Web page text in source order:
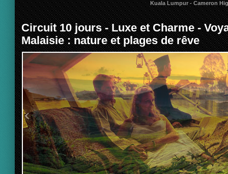
Kuala Lumpur - Cameron
Circuit 10 jours - Luxe et Charme -
Malaisie : nature et plages de rêve
Prev